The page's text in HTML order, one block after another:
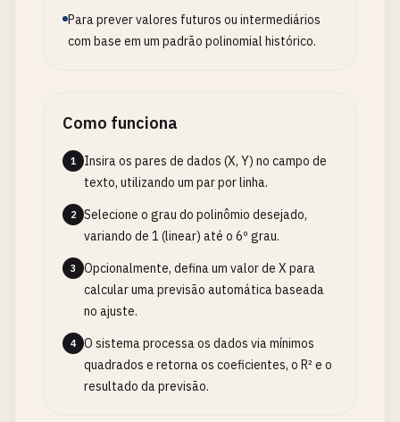
Para prever valores futuros ou intermediários
com base em um padrão polinomial histórico.
Como funciona
1
Insira os pares de dados (X, Y) no campo de
texto, utilizando um par por linha.
2
Selecione o grau do polinômio desejado,
variando de 1 (linear) até o 6º grau.
3
Opcionalmente, defina um valor de X para
calcular uma previsão automática baseada
no ajuste.
4
O sistema processa os dados via mínimos
quadrados e retorna os coeficientes, o R² e o
resultado da previsão.